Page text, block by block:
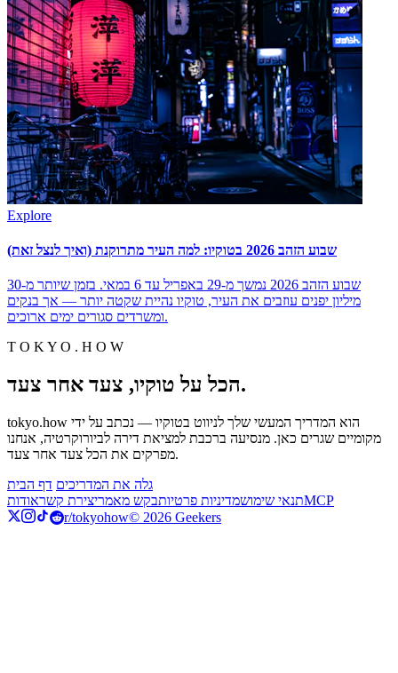
Explore
שבוע הזהב 2026 בטוקיו: למה העיר מתרוקנת (ואיך לנצל זאת)
שבוע הזהב 2026 נמשך מ-29 באפריל עד 6 במאי. בזמן שיותר מ-30
מיליון יפנים עוזבים את העיר, טוקיו נהיית שקטה יותר — אך בנקים
ומשרדים סגורים ימים ארוכים.
T O K Y O . H O W
הכל על טוקיו, צעד אחר צעד.
tokyo.how הוא המדריך המעשי שלך לניווט בטוקיו — נכתב על ידי
מקומיים שגרים כאן. מנסיעה ברכבת למציאת דירה לביורוקרטיה, אנחנו
מפרקים את הכל צעד אחר צעד.
גלה את המדריכים דף הבית
אודותיצירת קשרבקש מאמרמדיניות פרטיותתנאי שימושMCP
r/tokyohow© 2026 Geekers